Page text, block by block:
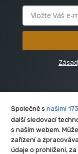
Společně s našimi
další sledovací
s naším webem.
zařízení a
údaje o prohlížení,